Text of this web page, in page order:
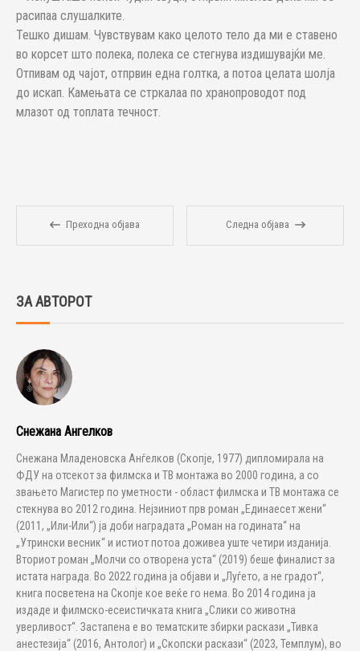
расипаа слушалките.
Тешко дишам. Чувствувам како целото тело да ми е ставено
во корсет што полека, полека се стегнува издишувајќи ме.
Отпивам од чајот, отпрвин една голтка, а потоа целата шолја
до искап. Камењата се стркалаа по хранопроводот под
млазот од топлата течност.
Преходна објава Следна објава
ЗА АВТОРОТ
Снежана Ангелков
Снежана Младеновска Анѓелков (Скопје, 1977) дипломирала на
ФДУ на отсекот за филмска и ТВ монтажа во 2000 година, а со
звањето Магистер по уметности - област филмска и ТВ монтажа се
стекнува во 2012 година. Нејзиниот прв роман „Единаесет жени“
(2011, „Или-Или“) ја доби наградата „Роман на годината“ на
„Утрински весник“ и истиот потоа доживеа уште четири изданија.
Вториот роман „Молчи со отворена уста“ (2019) беше финалист за
истата награда. Во 2022 година ја објави и „Луѓето, а не градот“,
книга посветена на Скопје кое веќе го нема. Во 2014 година ја
издаде и филмско-есеистичката книга „Слики со животна
уверливост“. Застапена е во тематските збирки раскази „Тивка
анестезија“ (2016, Антолог) и „Скопски раскази“ (2023, Темплум), во